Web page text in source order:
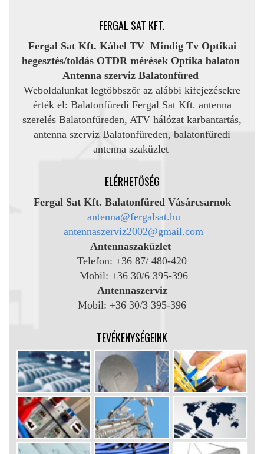
FERGAL SAT KFT.
Fergal Sat Kft. Kábel TV Mindig Tv Optikai
hegesztés/toldás OTDR mérések Optika balaton
Antenna szerviz Balatonfüred
Weboldalunkat legtöbbször az alábbi kifejezésekre
érték el: Balatonfüredi Fergal Sat Kft. antenna
szerelés Balatonfüreden, ATV hálózat karbantartás,
antenna szerviz Balatonfüreden, balatonfüredi
antenna szaküzlet
ELÉRHETŐSÉG
Fergal Sat Kft. Balatonfüred Vásárcsarnok
antenna@fergalsat.hu
antennaszerviz2002@gmail.com
Antennaszaküzlet
Telefon: +36 87/ 480-420
Mobil: +36 30/6 395-396
Antennaszerviz
Mobil: +36 30/3 395-396
TEVÉKENYSÉGEINK